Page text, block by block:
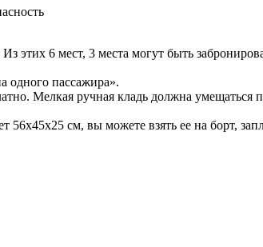
этих 6 мест, 3 места могут быть
одного пассажира».
Мелкая ручная кладь должна умещаться
см, вы можете взять ее на борт,